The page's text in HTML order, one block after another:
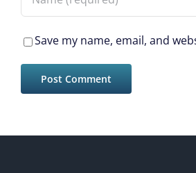
Save my name, email, and